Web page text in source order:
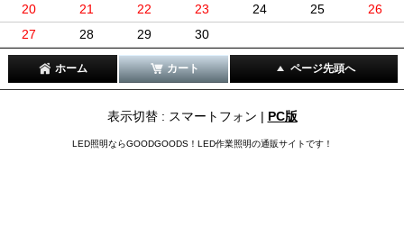
20
21 22 23 24 25
26
27
28 29 30
ホーム カート ページ先頭へ
表示切替 : スマートフォン | PC版
LED照明ならGOODGOODS！LED作業照明の通販サイトです！